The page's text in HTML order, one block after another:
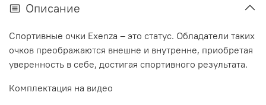
Описание
Спортивные очки Exenza – это статус. Обладатели таких
очков преображаются внешне и внутренне, приобретая
уверенность в себе, достигая спортивного результата.
Комплектация на видео